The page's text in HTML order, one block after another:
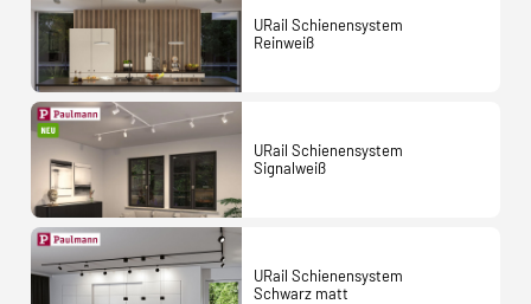
URail Schienensystem
Reinweiß
URail Schienensystem
Signalweiß
URail Schienensystem
Schwarz matt